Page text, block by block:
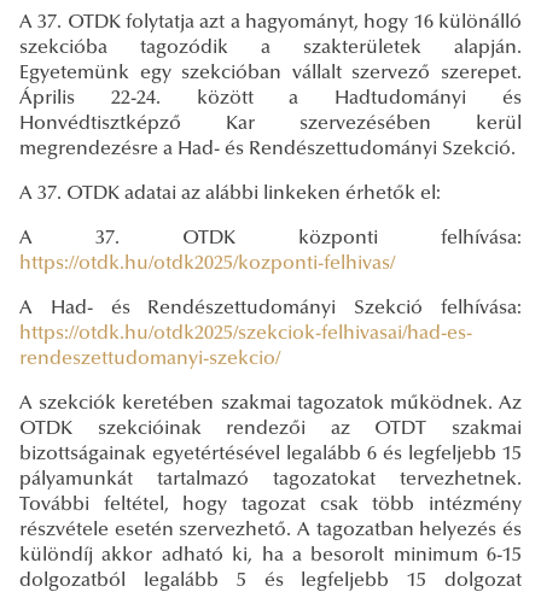
A 37. OTDK folytatja azt a hagyományt, hogy 16 különálló
szekcióba tagozódik a szakterületek alapján.
Egyetemünk egy szekcióban vállalt szervező szerepet.
Április 22-24. között a Hadtudományi és
Honvédtisztképző Kar szervezésében kerül
megrendezésre a Had- és Rendészettudományi Szekció.
A 37. OTDK adatai az alábbi linkeken érhetők el:
A 37. OTDK központi felhívása:
https://otdk.hu/otdk2025/kozponti-felhivas/
A Had- és Rendészettudományi Szekció felhívása:
https://otdk.hu/otdk2025/szekciok-felhivasai/had-es-
rendeszettudomanyi-szekcio/
A szekciók keretében szakmai tagozatok működnek. Az
OTDK szekcióinak rendezői az OTDT szakmai
bizottságainak egyetértésével legalább 6 és legfeljebb 15
pályamunkát tartalmazó tagozatokat tervezhetnek.
További feltétel, hogy tagozat csak több intézmény
részvétele esetén szervezhető. A tagozatban helyezés és
különdíj akkor adható ki, ha a besorolt minimum 6-15
dolgozatból legalább 5 és legfeljebb 15 dolgozat